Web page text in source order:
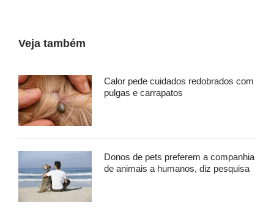
Veja também
Calor pede cuidados redobrados com
pulgas e carrapatos
Donos de pets preferem a companhia
de animais a humanos, diz pesquisa